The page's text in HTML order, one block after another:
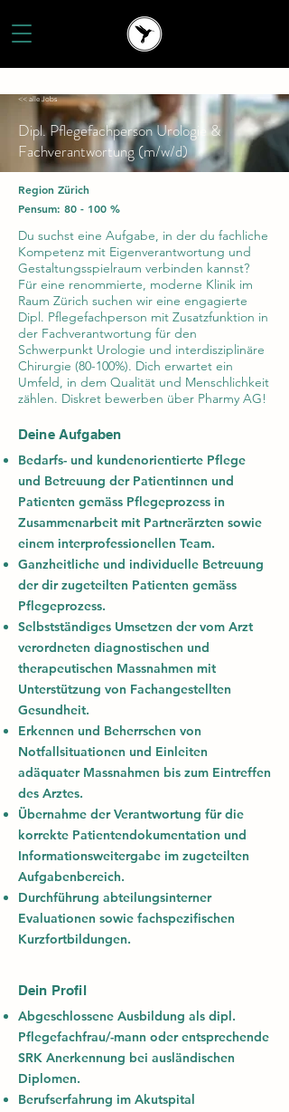
<< alle Jobs
Dipl. Pflegefachperson Urologie &
Fachverantwortung (m/w/d)
Region Zürich
Pensum: 80 - 100 %
Du suchst eine Aufgabe, in der du fachliche
Kompetenz mit Eigenverantwortung und
Gestaltungsspielraum verbinden kannst?
Für eine renommierte, moderne Klinik im
Raum Zürich suchen wir eine engagierte
Dipl. Pflegefachperson mit Zusatzfunktion in
der Fachverantwortung für den
Schwerpunkt Urologie und interdisziplinäre
Chirurgie (80-100%). Dich erwartet ein
Umfeld, in dem Qualität und Menschlichkeit
zählen. Diskret bewerben über Pharmy AG!
Deine Aufgaben
Bedarfs- und kundenorientierte Pflege
und Betreuung der Patientinnen und
Patienten gemäss Pflegeprozess in
Zusammenarbeit mit Partnerärzten sowie
einem interprofessionellen Team.
Ganzheitliche und individuelle Betreuung
der dir zugeteilten Patienten gemäss
Pflegeprozess.
Selbstständiges Umsetzen der vom Arzt
verordneten diagnostischen und
therapeutischen Massnahmen mit
Unterstützung von Fachangestellten
Gesundheit.
Erkennen und Beherrschen von
Notfallsituationen und Einleiten
adäquater Massnahmen bis zum Eintreffen
des Arztes.
Übernahme der Verantwortung für die
korrekte Patientendokumentation und
Informationsweitergabe im zugeteilten
Aufgabenbereich.
Durchführung abteilungsinterner
Evaluationen sowie fachspezifischen
Kurzfortbildungen.
Dein Profil
Abgeschlossene Ausbildung als dipl.
Pflegefachfrau/-mann oder entsprechende
SRK Anerkennung bei ausländischen
Diplomen.
Berufserfahrung im Akutspital